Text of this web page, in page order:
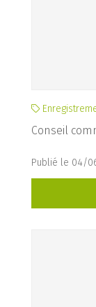
Conseil
Publié le 04/